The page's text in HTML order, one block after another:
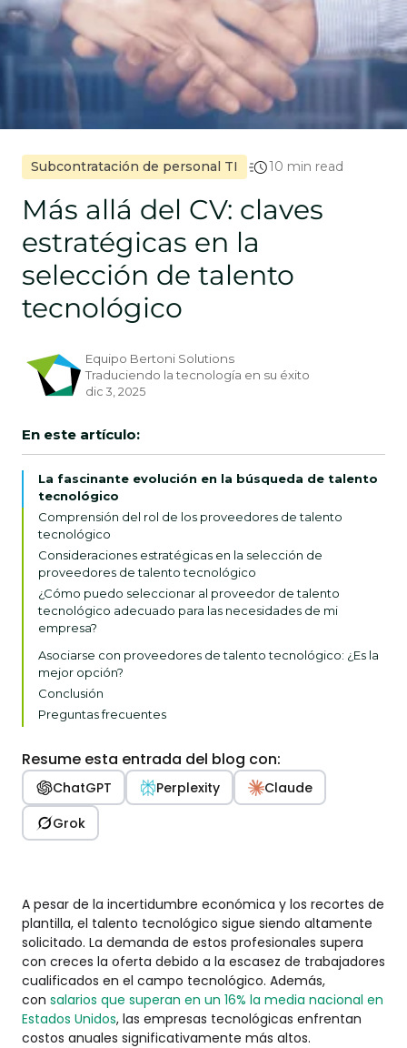
Subcontratación de personal TI 10 min read
Más allá del CV: claves
estratégicas en la
selección de talento
tecnológico
Equipo Bertoni Solutions
Traduciendo la tecnología en su éxito
dic 3, 2025
En este artículo:
La fascinante evolución en la búsqueda de talento
tecnológico
Comprensión del rol de los proveedores de talento
tecnológico
Consideraciones estratégicas en la selección de
proveedores de talento tecnológico
¿Cómo puedo seleccionar al proveedor de talento
tecnológico adecuado para las necesidades de mi
empresa?
Identificar los KPI pertinentes
Calidad vs. cantidad
Especialización de nichos
Escalabilidad y flexibilidad
Integración y colaboración
Asociarse con proveedores de talento tecnológico: ¿Es la
mejor opción?
Conclusión
Preguntas frecuentes
Resume esta entrada del blog con:
ChatGPT Perplexity
Claude
Grok
A pesar de la incertidumbre económica y los recortes de
plantilla, el talento tecnológico sigue siendo altamente
solicitado. La demanda de estos profesionales supera
con creces la oferta debido a la escasez de trabajadores
cualificados en el campo tecnológico. Además,
con salarios que superan en un 16% la media nacional en
Estados Unidos, las empresas tecnológicas enfrentan
costos anuales significativamente más altos.